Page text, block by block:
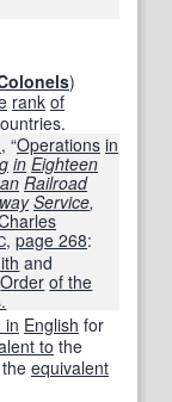
)
rank of
, “Operations in
in Eighteen
Railroad
Service,
, page 268:
and
Order of the
in English for
to the
the equivalent